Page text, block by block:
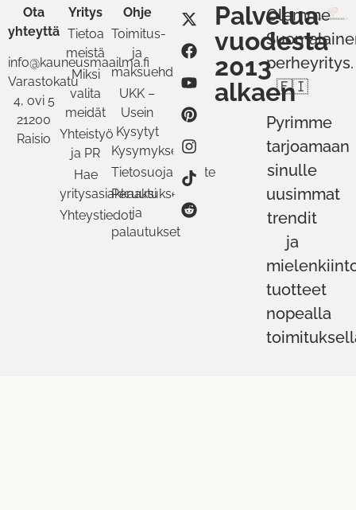
Ota
yhteyttä
info@kauneusmaailma.fi
Varastokatu
4, ovi 5
21200
Raisio
Yritys
Tietoa
meistä
Miksi
valita
meidät
Yhteistyö
ja PR
Hae
yritysasiakkaaksi
Yhteystiedot
Ohje
Toimitus-
ja
maksuehdot
UKK –
Usein
Kysytyt
Kysymykset
Tietosuojaseloste
Peruutukset
ja
palautukset
Palvelua
vuodesta
2013
alkaen
Olemme
perheyritys.
🇫🇮
Pyrimme
tarjoamaan
sinulle
uusimmat
trendit
ja
tuotteet
nopealla